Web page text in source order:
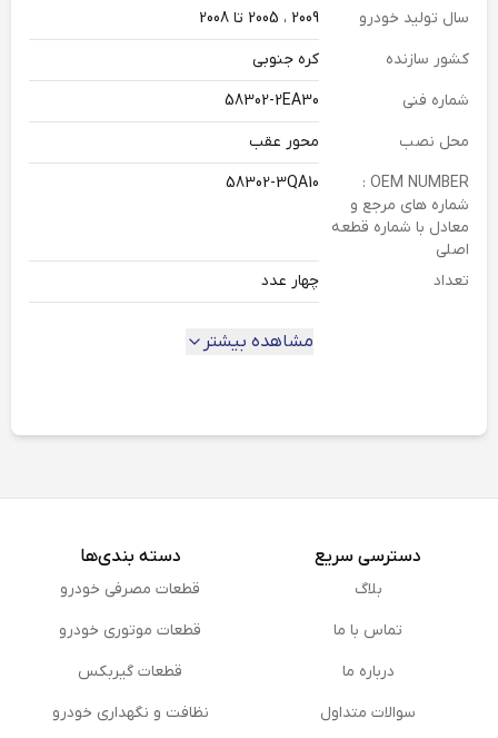
سال تولید خودرو
2009 ، 2005 تا 2008
کشور سازنده
کره جنوبی
شماره فنی
58302-2EA30
محل نصب
محور عقب
OEM NUMBER :
شماره های مرجع و
معادل با شماره قطعه
اصلی
58302-3QA10
تعداد
چهار عدد
مشاهده بیشتر
دسترسی سریع
بلاگ
تماس با ما
درباره ما
سوالات متداول
دسته بندی‌ها
قطعات مصرفی خودرو
قطعات موتوری خودرو
قطعات گیربکس
نظافت و نگهداری خودرو